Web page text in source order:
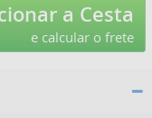
a Cesta
e calcular o frete